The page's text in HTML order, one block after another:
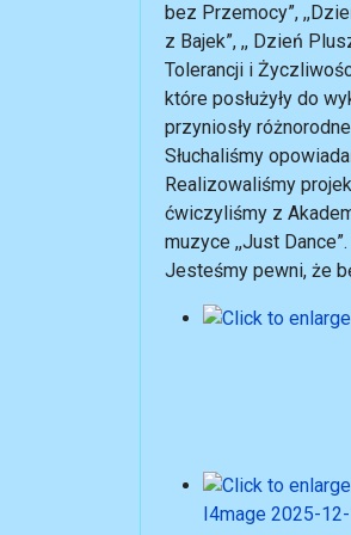
bez Przemocy”,
z Bajek”, ,, Dzień
Tolerancji i
które posłużyły do
przyniosły
Słuchaliśmy
Realizowaliśmy
ćwiczyliśmy z
muzyce ,,Just
Jesteśmy pewni, że